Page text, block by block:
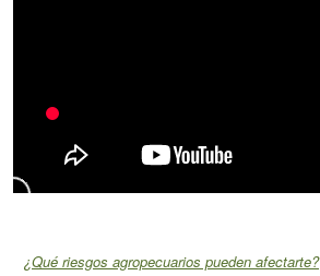
¿Qué riesgos agropecuarios pueden afectarte?